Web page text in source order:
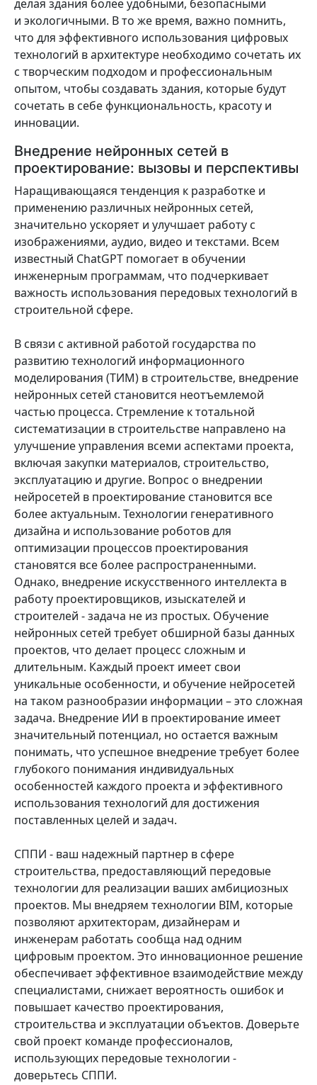
делая здания более удобными, безопасными
и экологичными. В то же время, важно помнить,
что для эффективного использования цифровых
технологий в архитектуре необходимо сочетать их
с творческим подходом и профессиональным
опытом, чтобы создавать здания, которые будут
сочетать в себе функциональность, красоту и
инновации.
Внедрение нейронных сетей в
проектирование: вызовы и перспективы
Наращивающаяся тенденция к разработке и
применению различных нейронных сетей,
значительно ускоряет и улучшает работу с
изображениями, аудио, видео и текстами. Всем
известный ChatGPT помогает в обучении
инженерным программам, что подчеркивает
важность использования передовых технологий в
строительной сфере.
В связи с активной работой государства по
развитию технологий информационного
моделирования (ТИМ) в строительстве, внедрение
нейронных сетей становится неотъемлемой
частью процесса. Стремление к тотальной
систематизации в строительстве направлено на
улучшение управления всеми аспектами проекта,
включая закупки материалов, строительство,
эксплуатацию и другие. Вопрос о внедрении
нейросетей в проектирование становится все
более актуальным. Технологии генеративного
дизайна и использование роботов для
оптимизации процессов проектирования
становятся все более распространенными.
Однако, внедрение искусственного интеллекта в
работу проектировщиков, изыскателей и
строителей - задача не из простых. Обучение
нейронных сетей требует обширной базы данных
проектов, что делает процесс сложным и
длительным. Каждый проект имеет свои
уникальные особенности, и обучение нейросетей
на таком разнообразии информации – это сложная
задача. Внедрение ИИ в проектирование имеет
значительный потенциал, но остается важным
понимать, что успешное внедрение требует более
глубокого понимания индивидуальных
особенностей каждого проекта и эффективного
использования технологий для достижения
поставленных целей и задач.
СППИ - ваш надежный партнер в сфере
строительства, предоставляющий передовые
технологии для реализации ваших амбициозных
проектов. Мы внедряем технологии BIM, которые
позволяют архитекторам, дизайнерам и
инженерам работать сообща над одним
цифровым проектом. Это инновационное решение
обеспечивает эффективное взаимодействие между
специалистами, снижает вероятность ошибок и
повышает качество проектирования,
строительства и эксплуатации объектов. Доверьте
свой проект команде профессионалов,
использующих передовые технологии -
доверьтесь СППИ.